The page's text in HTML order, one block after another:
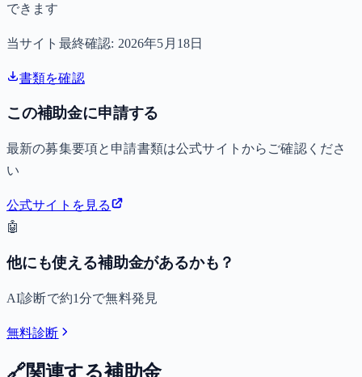
できます
当サイト最終確認: 2026年5月18日
書類を確認
この補助金に申請する
最新の募集要項と申請書類は公式サイトからご確認くださ
い
公式サイトを見る
🤖
他にも使える補助金があるかも？
AI診断で約1分で無料発見
無料診断
🔗関連する補助金